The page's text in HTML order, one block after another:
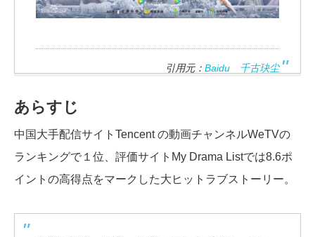
引用元： Baidu 千古玦尘
あらすじ
中国大手配信サイトTencent の動画チャンネルWeTVの
ランキングで１位、評価サイトMy Drama Listでは8.6ポ
イントの高得点をマークした大ヒットラブストーリー。